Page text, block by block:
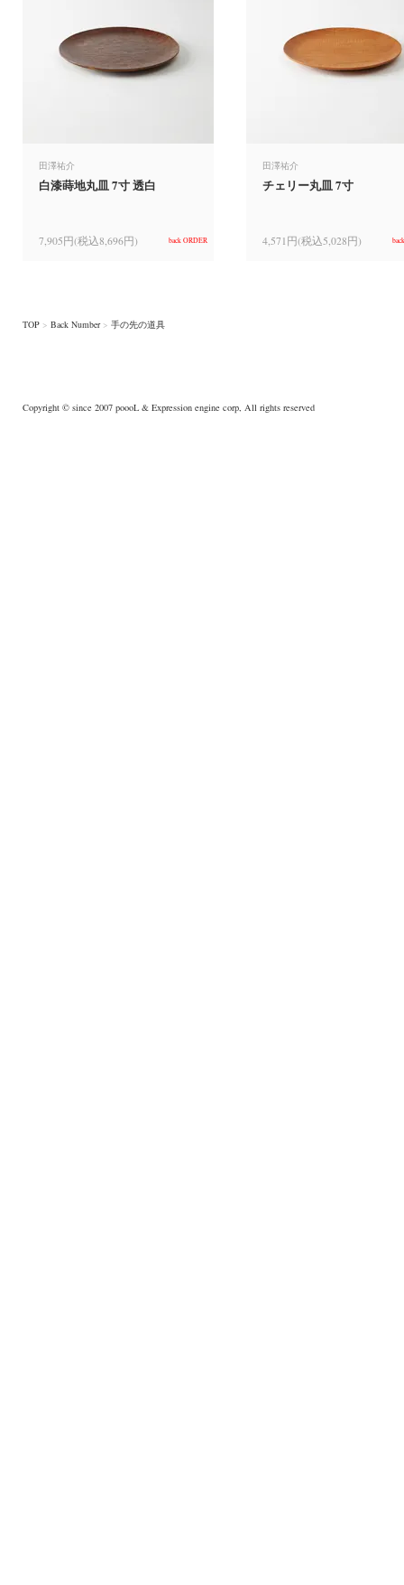
田澤祐介
白漆蒔地丸皿 7寸 透白
7,905円(税込8,696円) back ORDER
田澤祐介
チェリー丸皿 7寸
4,571円(税込5,028円)
TOP > Back Number> 手の先の道具
Copyright © since 2007 poooL & Expression engine corp, All rights reserved